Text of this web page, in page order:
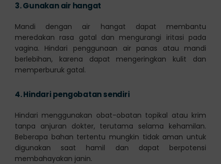
3.Gunakan air hangat
Mandi dengan air hangat dapat membantu
meredakan rasa gatal dan mengurangi iritasi pada
vagina. Hindari penggunaan air panas atau mandi
berlebihan, karena dapat mengeringkan kulit dan
memperburuk gatal.
4.Hindari pengobatan sendiri
Hindari menggunakan obat-obatan topikal atau krim
tanpa anjuran dokter, terutama selama kehamilan.
Beberapa bahan tertentu mungkin tidak aman untuk
digunakan saat hamil dan dapat berpotensi
membahayakan janin.